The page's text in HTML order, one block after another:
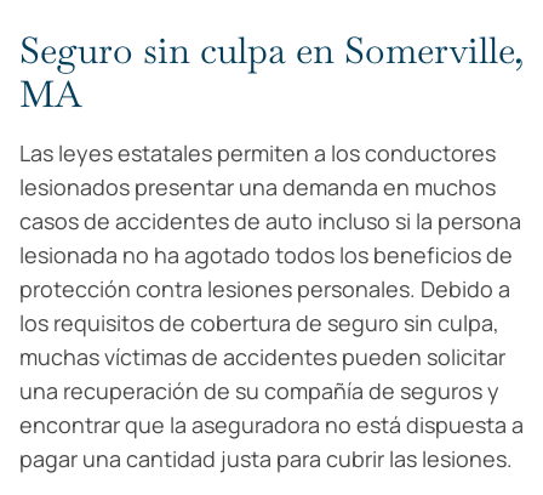
Seguro sin culpa en Somerville,
MA
Las leyes estatales permiten a los conductores
lesionados presentar una demanda en muchos
casos de accidentes de auto incluso si la persona
lesionada no ha agotado todos los beneficios de
protección contra lesiones personales. Debido a
los requisitos de cobertura de seguro sin culpa,
muchas víctimas de accidentes pueden solicitar
una recuperación de su compañía de seguros y
encontrar que la aseguradora no está dispuesta a
pagar una cantidad justa para cubrir las lesiones.